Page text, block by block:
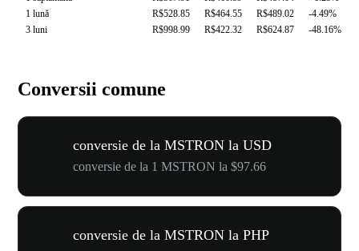
1 lună
R$528.85 R$464.55 R$489.02
-4.49%
3 luni
R$998.99 R$422.32 R$624.87 -48.16%
Conversii comune
conversie de la MSTRON la USD
conversie de la 1 MSTRON la $97.66
conversie de la MSTRON la PHP